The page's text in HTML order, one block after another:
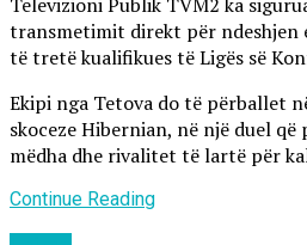
transmetimit direkt për ndeshjen
të tretë kualifikues të Ligës së
Ekipi nga Tetova do të përballet
skoceze Hibernian, në një duel
mëdha dhe rivalitet të lartë për
Continue Reading